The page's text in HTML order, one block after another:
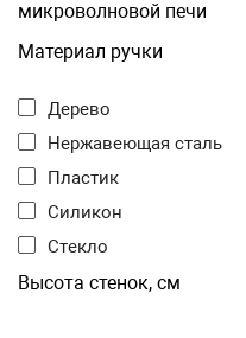
микроволновой печи
Материал ручки
Дерево
Нержавеющая сталь
Пластик
Силикон
Стекло
Высота стенок, см